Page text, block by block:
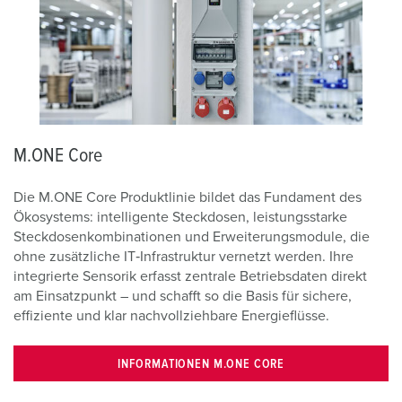
M.ONE Core
Die M.ONE Core Produktlinie bildet das Fundament des
Ökosystems: intelligente Steckdosen, leistungsstarke
Steckdosenkombinationen und Erweiterungsmodule, die
ohne zusätzliche IT‑Infrastruktur vernetzt werden. Ihre
integrierte Sensorik erfasst zentrale Betriebsdaten direkt
am Einsatzpunkt – und schafft so die Basis für sichere,
effiziente und klar nachvollziehbare Energieflüsse.
INFORMATIONEN M.ONE CORE